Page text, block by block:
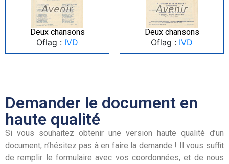
Deux chansons
Oflag : IVD
Deux chansons
Oflag : IVD
Demander le document en
haute qualité
Si vous souhaitez obtenir une version haute qualité d’un
document, n’hésitez pas à en faire la demande ! Il vous suffit
de remplir le formulaire avec vos coordonnées, et de nous